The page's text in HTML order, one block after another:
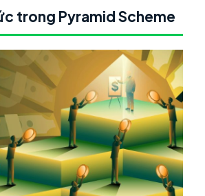
trong Pyramid Scheme